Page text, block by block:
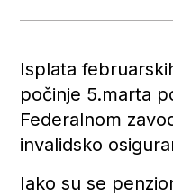
Isplata
počinje 5.marta
Federalnom
invalidsko
Iako su se